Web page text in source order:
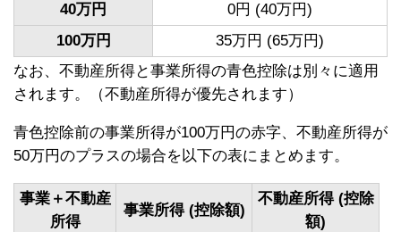
40万円
0円 (40万円)
100万円
35万円 (65万円)
なお、不動産所得と事業所得の青色控除は別々に適用
されます。（不動産所得が優先されます）
青色控除前の事業所得が100万円の赤字、不動産所得が
50万円のプラスの場合を以下の表にまとめます。
事業＋不動産
所得
事業所得 (控除額)
不動産所得 (控除
額)